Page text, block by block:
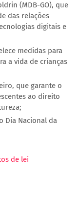
(MDB-GO), que
das relações
digitais e
medidas para
a vida de crianças
que garante o
ao direito
Dia Nacional da
de lei